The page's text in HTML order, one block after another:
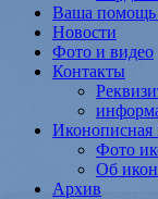
Ваша
Новости
Фото и видео
Контакты
Иконописная
Фото
Об
Архив